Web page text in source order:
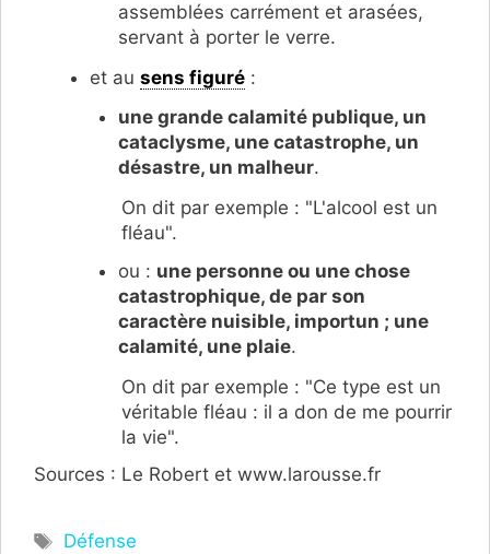
assemblées carrément et arasées,
servant à porter le verre.
et au sens figuré :
une grande calamité publique, un
cataclysme, une catastrophe, un
désastre, un malheur.
On dit par exemple : "L'alcool est un
fléau".
ou : une personne ou une chose
catastrophique, de par son
caractère nuisible, importun ; une
calamité, une plaie.
On dit par exemple : "Ce type est un
véritable fléau : il a don de me pourrir
la vie".
Sources : Le Robert et www.larousse.fr
Étiquettes
Défense